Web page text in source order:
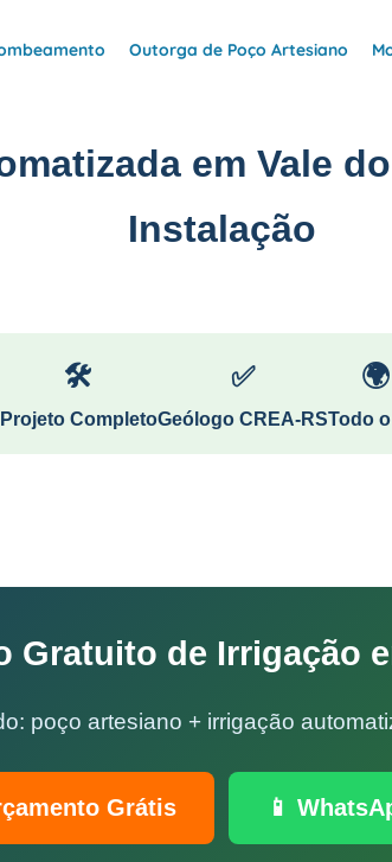
Outorga de Poço Artesiano
em Vale
Instalação
🛠
Projeto Completo
✅
Geólogo CREA-RS
🌍
Todo
Gratuito de Irrigação
poço artesiano + irrigação
Grátis 📱